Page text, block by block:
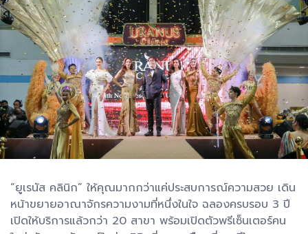
“ยูเรนัส คลินิก” ให้คุณมากกว่าแค่ประสบการณ์ความสวย เดิน
หน้าขยายอาณาจักรความงามที่หนึ่งในใจ ฉลองครบรอบ 3 ปี
เปิดให้บริการแล้วกว่า 20 สาขา พร้อมเปิดตัวพรีเซ็นเตอร์คน